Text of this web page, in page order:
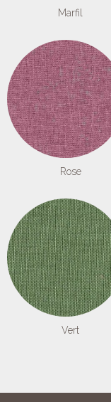
Marfil
Rose
Vert